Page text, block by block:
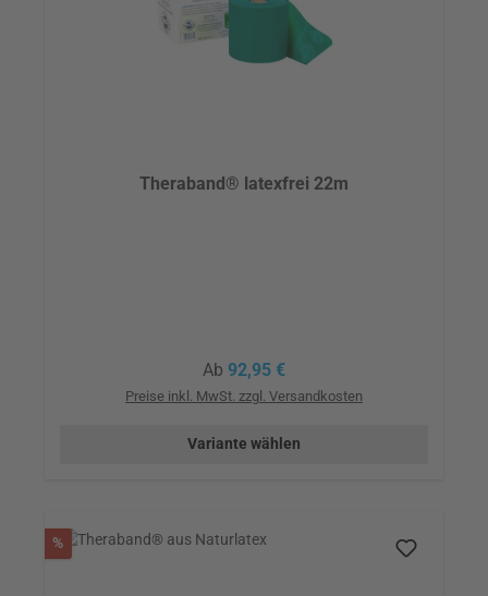
Theraband® latexfrei 22m
Regulärer Preis:
Ab 92,95 €
Preise inkl. MwSt. zzgl. Versandkosten
Variante wählen
%Rabatt